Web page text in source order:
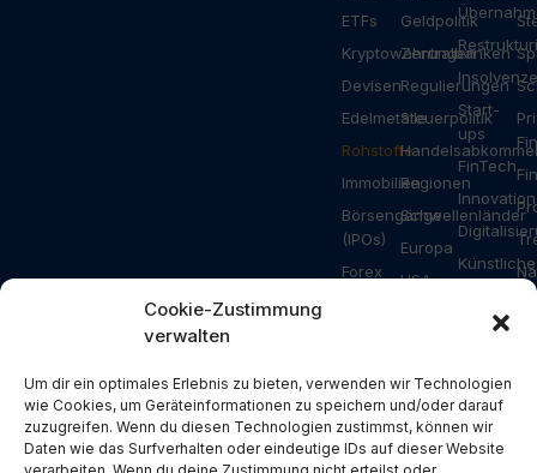
Cookie-Zustimmung
verwalten
Um dir ein optimales Erlebnis zu bieten, verwenden wir Technologien
wie Cookies, um Geräteinformationen zu speichern und/oder darauf
zuzugreifen. Wenn du diesen Technologien zustimmst, können wir
Daten wie das Surfverhalten oder eindeutige IDs auf dieser Website
ETFs
Kryptowährungen
Devisen
Edelmetalle
Rohstoffe
Immobilien
Börsengänge
(IPOs)
Forex
Solana
NFT
Metaverse
Geldpolitik
Zentralbanken
Regulierungen
Steuerpolitik
Regionen
Schwellenländer
Europa
USA
Schweiz
Österreich
USA
Start-
ups
FinTech
Innovation
Künstliche
Intelligenz
Bauwesen
Energie
Konsum